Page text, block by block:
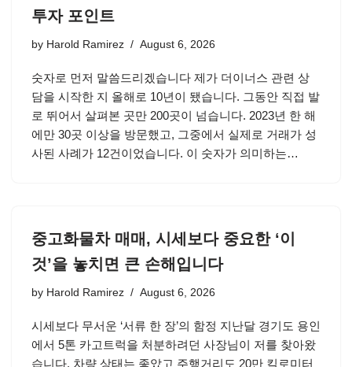
투자 포인트
by Harold Ramirez August 6, 2026
숫자로 먼저 말씀드리겠습니다 제가 더이너스 관련 상
담을 시작한 지 올해로 10년이 됐습니다. 그동안 직접 발
로 뛰어서 살펴본 곳만 200곳이 넘습니다. 2023년 한 해
에만 30곳 이상을 방문했고, 그중에서 실제로 거래가 성
사된 사례가 12건이었습니다. 이 숫자가 의미하는…
중고화물차 매매, 시세보다 중요한 ‘이
것’을 놓치면 큰 손해입니다
by Harold Ramirez August 6, 2026
시세보다 무서운 ‘서류 한 장’의 함정 지난달 경기도 용인
에서 5톤 카고트럭을 처분하려던 사장님이 저를 찾아왔
습니다. 차량 상태는 좋았고 주행거리도 20만 킬로미터